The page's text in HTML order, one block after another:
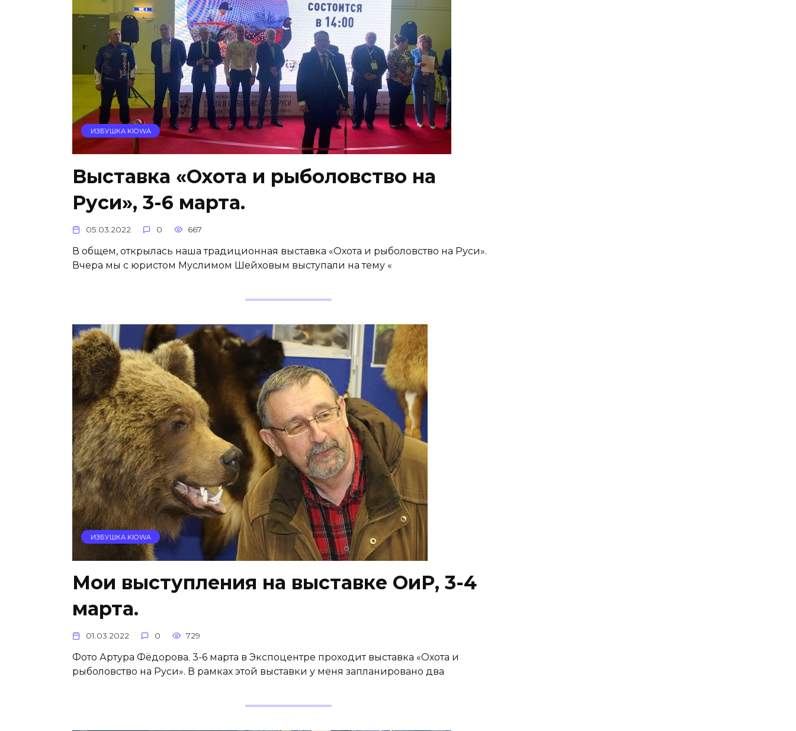
ИЗБУШКА KIOWA
Выставка «Охота и рыболовство на
Руси», 3-6 марта.
05.03.2022 0 667
В общем, открылась наша традиционная выставка «Охота и рыболовство на Руси».
Вчера мы с юристом Муслимом Шейховым выступали на тему «
ИЗБУШКА KIOWA
Мои выступления на выставке ОиР, 3-4
марта.
01.03.2022 0 729
Фото Артура Фёдорова. 3-6 марта в Экспоцентре проходит выставка «Охота и
рыболовство на Руси». В рамках этой выставки у меня запланировано два